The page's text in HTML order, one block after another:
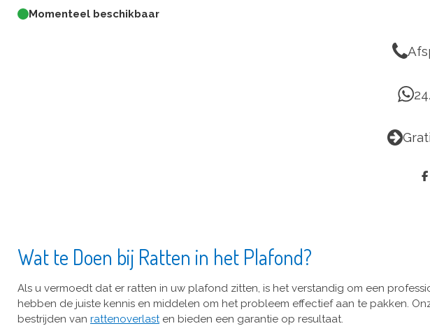
Momenteel beschikbaar
Wat te Doen bij Ratten in het Plafond?
Als u vermoedt dat er ratten in uw plafond zitten, is het verstandig om een
hebben de juiste kennis en middelen om het probleem effectief aan te pakken.
bestrijden van rattenoverlasten bieden een garantie op resultaat.